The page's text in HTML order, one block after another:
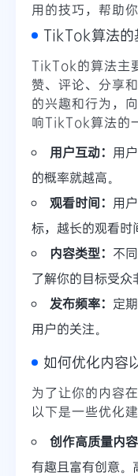
用的技巧，帮助
TikTok算法的
TikTok的算法主
赞、评论、分享
的兴趣和行为，
响TikTok算法的
用户互动： 用
的概率就越高。
观看时间： 用
标，越长的观看时
内容类型： 不
了解你的目标受众
发布频率： 定
用户的关注。
如何优化内容
为了让你的内容
以下是一些优化建
创作高质量内容
有趣且富有创意。